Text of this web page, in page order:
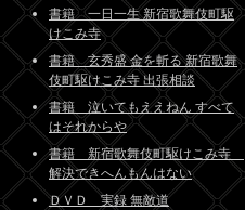
書籍 一日一生 新宿歌舞伎町駆
けこみ寺
書籍 玄秀盛 金を斬る 新宿歌舞
伎町駆けこみ寺 出張相談
書籍 泣いてもええねん すべて
はそれからや
書籍 新宿歌舞伎町駆けこみ寺
解決できへんもんはない
ＤＶＤ 実録 無敵道